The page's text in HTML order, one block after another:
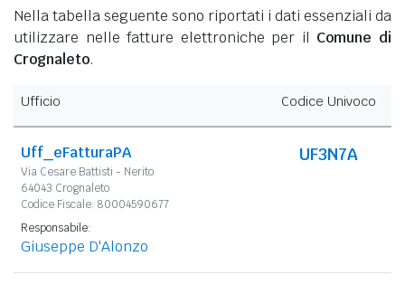
Nella tabella seguente sono riportati i dati essenziali da
utilizzare nelle fatture elettroniche per il Comune di
Crognaleto.
Ufficio Codice Univoco
Uff_eFatturaPA
Via Cesare Battisti - Nerito
64043 Crognaleto
Codice Fiscale: 80004590677
UF3N7A
Responsabile:
Giuseppe D'Alonzo